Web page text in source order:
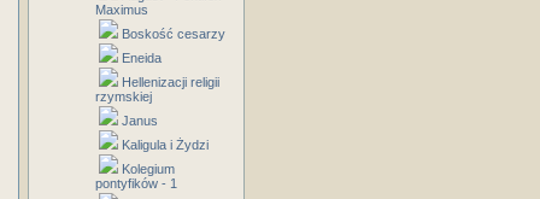
Maximus
Boskość cesarzy
Eneida
Hellenizacji religii
rzymskiej
Janus
Kaligula i Żydzi
Kolegium
pontyfików - 1